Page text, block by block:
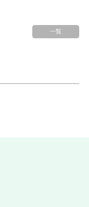
一覧